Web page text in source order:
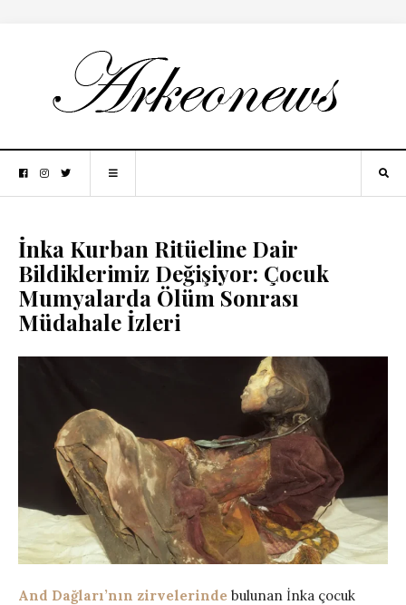
İnka Kurban Ritüeline Dair
Bildiklerimiz Değişiyor: Çocuk
Mumyalarda Ölüm Sonrası
Müdahale İzleri
And Dağları’nın zirvelerinde bulunan İnka çocuk